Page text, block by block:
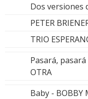
Dos versiones
PETER
TRIO
Pasará,
OTRA
Baby - BOBBY